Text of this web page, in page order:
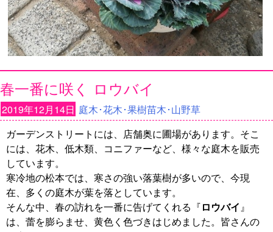
春一番に咲く ロウバイ
2019年12月14日 庭木･花木･果樹苗木･山野草
ガーデンストリートには、店舗奥に圃場があります。そこ
には、花木、低木類、コニファーなど、様々な庭木を販売
しています。
寒冷地の松本では、寒さの強い落葉樹が多いので、今現
在、多くの庭木が葉を落としています。
そんな中、春の訪れを一番に告げてくれる『ロウバイ』
は、蕾を膨らませ、黄色く色づきはじめました。皆さんの